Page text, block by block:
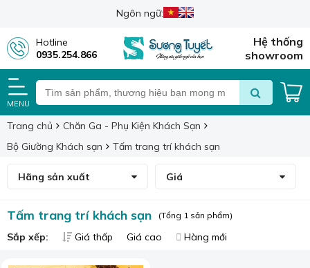
Ngôn ngữ:
Hotline
0935.254.866
Hệ thống
showroom
MENU
Trang chủ
Chăn Ga - Phụ Kiện Khách Sạn
Bộ Giường Khách sạn
Tấm trang trí khách sạn
Hãng sản xuất Giá
Tấm trang trí khách sạn (Tổng 1 sản phẩm)
Sắp xếp: Giá thấp Giá cao Hàng mới